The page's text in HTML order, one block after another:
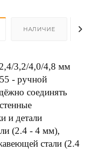
НАЛИЧИЕ
3,2/4,0/4,8 мм
- ручной
соединять
и детали
(2.4 - 4 мм),
стали (2.4